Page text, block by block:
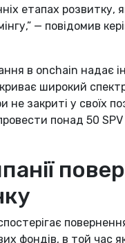
етапах розвитку,
— повідомив
в onchain надає
широкий
не закриті у своїх
понад 50
фондів, в той час